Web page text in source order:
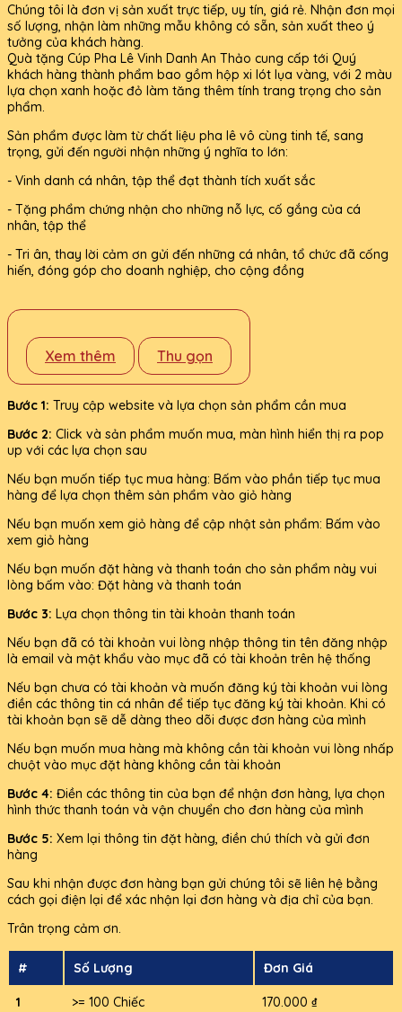
Chúng tôi là đơn vị sản xuất trực tiếp, uy tín, giá rẻ. Nhận đơn mọi
số lượng, nhận làm những mẫu không có sẵn, sản xuất theo ý
tưởng của khách hàng.
Quà tặng Cúp Pha Lê Vinh Danh An Thảo cung cấp tới Quý
khách hàng thành phẩm bao gồm hộp xi lót lụa vàng, với 2 màu
lựa chọn xanh hoặc đỏ làm tăng thêm tính trang trọng cho sản
phẩm.
Sản phẩm được làm từ chất liệu pha lê vô cùng tinh tế, sang
trọng, gửi đến người nhận những ý nghĩa to lớn:
- Vinh danh cá nhân, tập thể đạt thành tích xuất sắc
- Tặng phẩm chứng nhận cho những nỗ lực, cố gắng của cá
nhân, tập thể
- Tri ân, thay lời cảm ơn gửi đến những cá nhân, tổ chức đã cống
hiến, đóng góp cho doanh nghiệp, cho cộng đồng
Xem thêm Thu gọn
Bước 1: Truy cập website và lựa chọn sản phẩm cần mua
Bước 2: Click và sản phẩm muốn mua, màn hình hiển thị ra pop
up với các lựa chọn sau
Nếu bạn muốn tiếp tục mua hàng: Bấm vào phần tiếp tục mua
hàng để lựa chọn thêm sản phẩm vào giỏ hàng
Nếu bạn muốn xem giỏ hàng để cập nhật sản phẩm: Bấm vào
xem giỏ hàng
Nếu bạn muốn đặt hàng và thanh toán cho sản phẩm này vui
lòng bấm vào: Đặt hàng và thanh toán
Bước 3: Lựa chọn thông tin tài khoản thanh toán
Nếu bạn đã có tài khoản vui lòng nhập thông tin tên đăng nhập
là email và mật khẩu vào mục đã có tài khoản trên hệ thống
Nếu bạn chưa có tài khoản và muốn đăng ký tài khoản vui lòng
điền các thông tin cá nhân để tiếp tục đăng ký tài khoản. Khi có
tài khoản bạn sẽ dễ dàng theo dõi được đơn hàng của mình
Nếu bạn muốn mua hàng mà không cần tài khoản vui lòng nhấp
chuột vào mục đặt hàng không cần tài khoản
Bước 4: Điền các thông tin của bạn để nhận đơn hàng, lựa chọn
hình thức thanh toán và vận chuyển cho đơn hàng của mình
Bước 5: Xem lại thông tin đặt hàng, điền chú thích và gửi đơn
hàng
Sau khi nhận được đơn hàng bạn gửi chúng tôi sẽ liên hệ bằng
cách gọi điện lại để xác nhận lại đơn hàng và địa chỉ của bạn.
Trân trọng cảm ơn.
# Số Lượng Đơn Giá
1 >= 100 Chiếc
170.000 ₫